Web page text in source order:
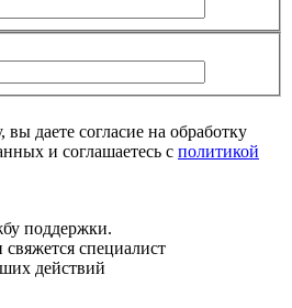
даете согласие на обработку
и соглашаетесь с политикой
поддержки.
специалист
действий